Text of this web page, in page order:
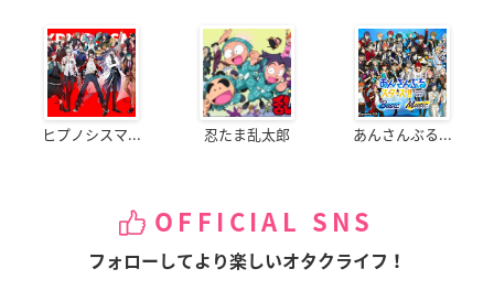
ヒプノシスマ... 忍たま乱太郎 あんさんぶる...
OFFICIAL SNS
フォローしてより楽しいオタクライフ！